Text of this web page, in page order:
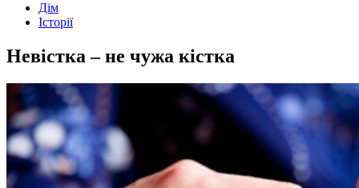
Дім
Історії
Невістка – не чужа кістка